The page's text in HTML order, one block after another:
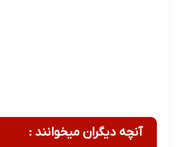
آنچه دیگران میخوانند :